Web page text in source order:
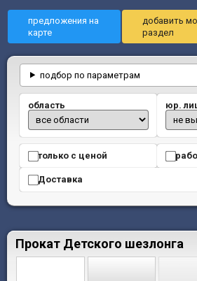
предложения на
карте
добавить
раздел
подбор по параметрам
область юр.
только с ценой
Доставка
Прокат Детского шезлонга